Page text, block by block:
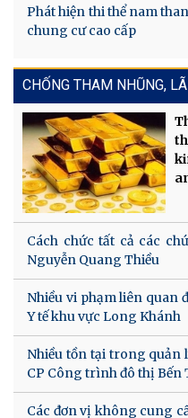
Phát hiện thi thể nam
chung cư cao cấp
CHỐNG THAM NHŨNG,
Cách chức tất cả các
Nguyễn Quang Thiều
Nhiều vi phạm liên quan
Y tế khu vực Long Khánh
Nhiều tồn tại trong quản
CP Công trình đô thị Bến
Các đơn vị không cung